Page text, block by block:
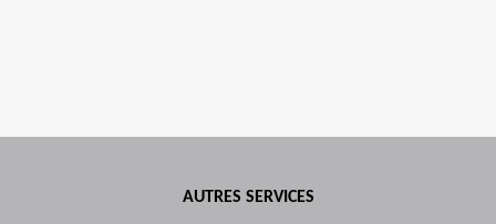
AUTRES SERVICES